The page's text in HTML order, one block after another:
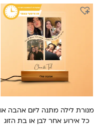
מנורת לילה מתנה ליום אהבה או
כל אירוע אחר לבן או בת הזוג
המחיר
היה:
המחיר
הוא: